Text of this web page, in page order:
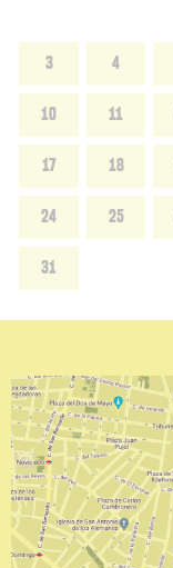
3 4
10 11
17 18
24 25
31